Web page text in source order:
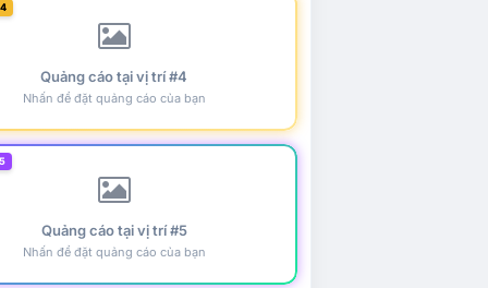
Quảng cáo tại vị trí #4
Nhấn để đặt quảng cáo của bạn
Quảng cáo tại vị trí #5
Nhấn để đặt quảng cáo của bạn